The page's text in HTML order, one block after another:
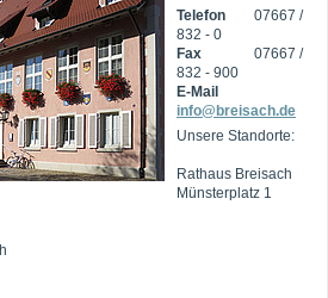
Telefon
07667 /
832 - 0
Fax
07667 /
832 - 900
E-Mail
info@breisach.de
Unsere Standorte:
Rathaus Breisach
Münsterplatz 1